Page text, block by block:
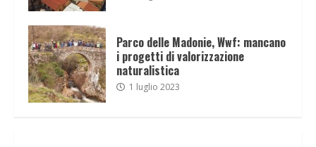
Parco delle Madonie, Wwf: mancano
i progetti di valorizzazione
naturalistica
1 luglio 2023